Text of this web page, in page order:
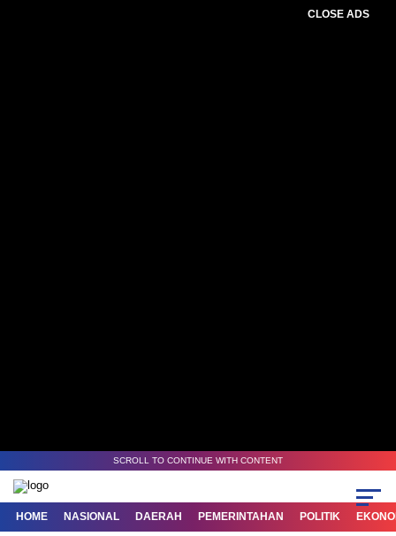
CLOSE ADS
SCROLL TO CONTINUE WITH CONTENT
HOME NASIONAL DAERAH PEMERINTAHAN POLITIK